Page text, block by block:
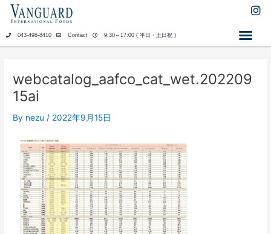
ス
I
043-498-8410 Contact 9:30～17:00 ( 平日・土日祝 )
webcatalog_aafco_cat_wet.202209
15ai
By nezu / 2022年9月15日